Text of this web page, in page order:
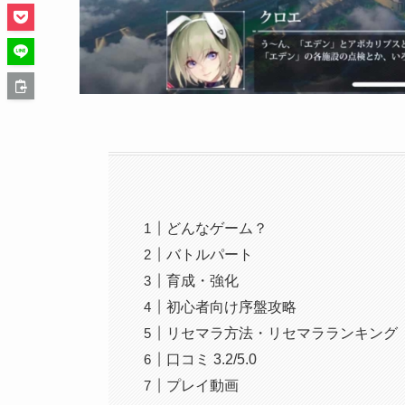
どんなゲーム？
バトルパート
育成・強化
初心者向け序盤攻略
リセマラ方法・リセマラランキング
口コミ 3.2/5.0
プレイ動画